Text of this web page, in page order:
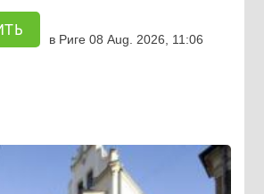
в Риге08 Aug. 2026, 11:06